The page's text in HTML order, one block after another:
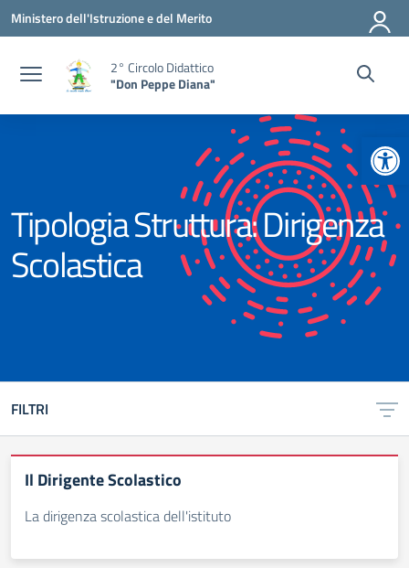
Vai ai contenuti
Vai al menu di navigazione
Vai al footer
Ministero dell'Istruzione e del Merito
2° Circolo Didattico
"Don Peppe Diana"
Tipologia Struttura:Dirigenza
Scolastica
FILTRI
Il Dirigente Scolastico
La dirigenza scolastica dell'istituto